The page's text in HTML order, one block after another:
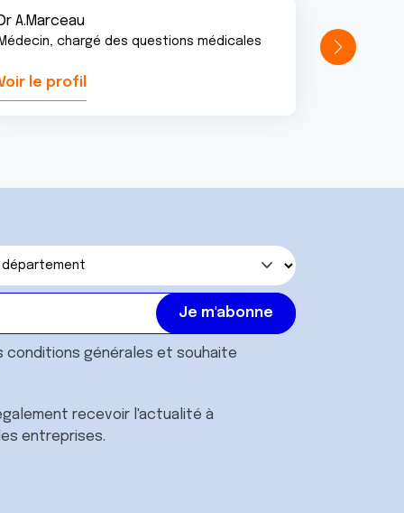
Dr A.Marceau
Médecin, chargé des questions médicales
le profil
conditions générales et souhaite
recevoir l'actualité à
entreprises.